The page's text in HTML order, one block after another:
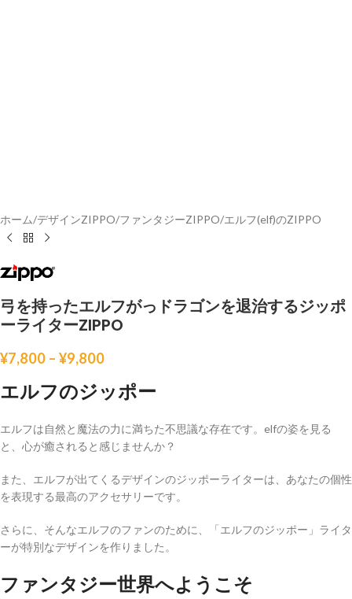
ホーム/デザインZIPPO/ファンタジーZIPPO/エルフ(elf)のZIPPO
弓を持ったエルフがっドラゴンを退治するジッポ
ーライターZIPPO
¥7,800 – ¥9,800
エルフのジッポー
エルフは自然と魔法の力に満ちた不思議な存在です。elfの姿を見る
と、心が癒されると感じませんか？
また、エルフが出てくるデザインのジッポーライターは、あなたの個性
を表現する最高のアクセサリーです。
さらに、そんなエルフのファンのために、「エルフのジッポー」ライタ
ーが特別なデザインを作りました。
ファンタジー世界へようこそ